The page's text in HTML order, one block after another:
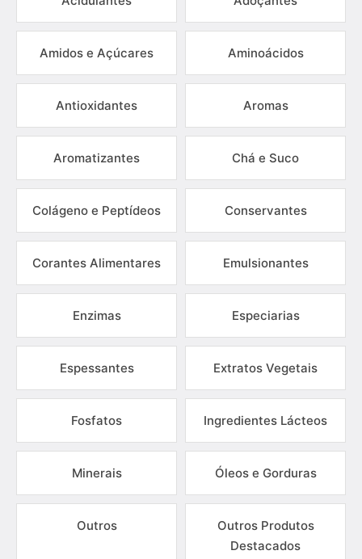
Amidos e Açúcares Aminoácidos
Antioxidantes Aromas
Aromatizantes Chá e Suco
Colágeno e Peptídeos Conservantes
Corantes Alimentares Emulsionantes
Enzimas Especiarias
Espessantes Extratos Vegetais
Fosfatos Ingredientes Lácteos
Minerais Óleos e Gorduras
Outros
Outros Produtos
Destacados